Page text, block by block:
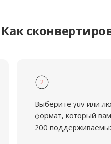
Как
2
Выберите yuv или
формат, который
200